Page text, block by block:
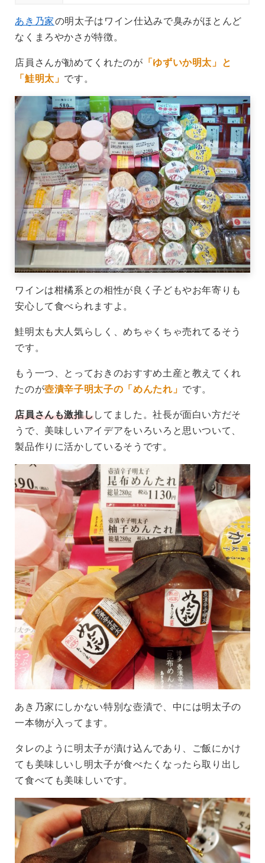
あき乃家の明太子はワイン仕込みで臭みがほとんど
なくまろやかさが特徴。
店員さんが勧めてくれたのが 「ゆずいか明太」と
「鮭明太」 です。
ワインは柑橘系との相性が良く子どもやお年寄りも
安心して食べられますよ。
鮭明太も大人気らしく、めちゃくちゃ売れてるそう
です。
もう一つ、とっておきのおすすめ土産と教えてくれ
たのが壺漬辛子明太子の「めんたれ」 です。
店員さんも激推ししてました。社長が面白い方だそ
うで、美味しいアイデアをいろいろと思いついて、
製品作りに活かしているそうです。
あき乃家にしかない特別な壺漬で、中には明太子の
一本物が入ってます。
タレのように明太子が漬け込んであり、ご飯にかけ
ても美味しいし明太子が食べたくなったら取り出し
て食べても美味しいです。